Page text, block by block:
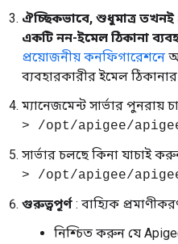
ঐচ্ছিকভাবে, শুধুমাত্র
একটি নন-ইমেল ঠিকানা
প্রয়োজনীয় কনফিগারেশনে
ব্যবহারকারীর ইমেল
ম্যানেজমেন্ট সার্ভার পুনরায়
> /opt/apigee/apigee-
সার্ভার চলছে কিনা যাচাই
> /opt/apigee/
গুরুত্বপূর্ণ : বাহ্যিক
নিশ্চিত করুন যে